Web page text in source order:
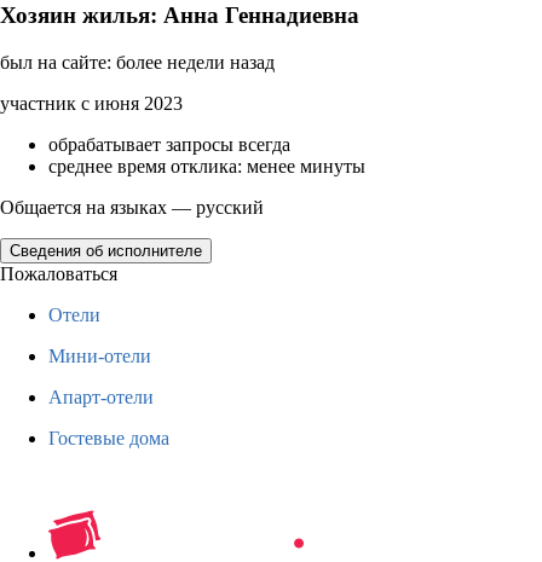
Хозяин жилья: Анна Геннадиевна
был на сайте: более недели назад
участник с июня 2023
обрабатывает запросы всегда
среднее время отклика: менее минуты
Общается на языках — русский
Сведения об исполнителе
Пожаловаться
Отели
Мини-отели
Апарт-отели
Гостевые дома